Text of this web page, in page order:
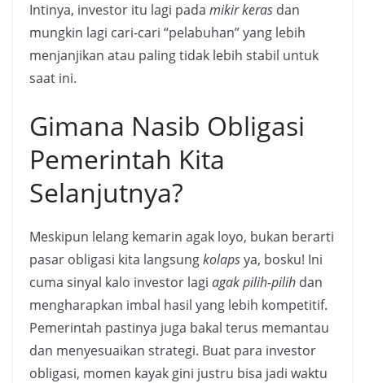
Intinya, investor itu lagi pada mikir keras dan
mungkin lagi cari-cari “pelabuhan” yang lebih
menjanjikan atau paling tidak lebih stabil untuk
saat ini.
Gimana Nasib Obligasi
Pemerintah Kita
Selanjutnya?
Meskipun lelang kemarin agak loyo, bukan berarti
pasar obligasi kita langsungkolapsya, bosku! Ini
cuma sinyal kalo investor lagi agak pilih-pilih dan
mengharapkan imbal hasil yang lebih kompetitif.
Pemerintah pastinya juga bakal terus memantau
dan menyesuaikan strategi. Buat para investor
obligasi, momen kayak gini justru bisa jadi waktu